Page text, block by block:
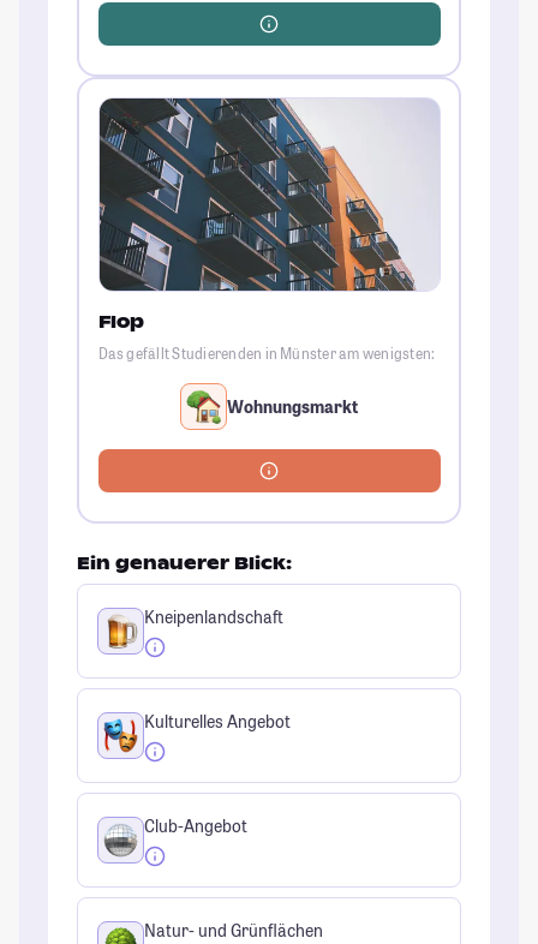
Flop
Das gefällt Studierenden in Münster am wenigsten:
Wohnungsmarkt
Ein genauerer Blick:
Kneipenlandschaft
Kulturelles Angebot
Club-Angebot
Natur- und Grünflächen